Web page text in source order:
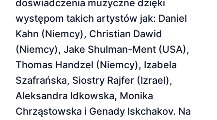
doświadczenia muzyczne dzięki
występom takich artystów jak: Daniel
Kahn (Niemcy), Christian Dawid
(Niemcy), Jake Shulman-Ment (USA),
Thomas Handzel (Niemcy), Izabela
Szafrańska, Siostry Rajfer (Izrael),
Aleksandra Idkowska, Monika
Chrząstowska i Genady Iskchakov. Na